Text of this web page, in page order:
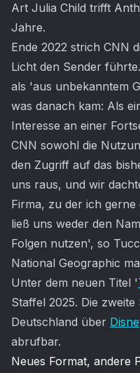
Art Julia Child trifft
Jahre.
Ende 2022 strich CNN
Licht den Sender
als 'aus unbekanntem
was danach kam: Als
Interesse an einer
CNN sowohl die
den Zugriff auf das
uns raus, und wir
Firma, zu der ich
ließ uns weder den
Folgen nutzen', so
National Geographic
Unter dem neuen Titel '
Staffel 2025. Die
Deutschland über
abrufbar.
Neues Format, andere